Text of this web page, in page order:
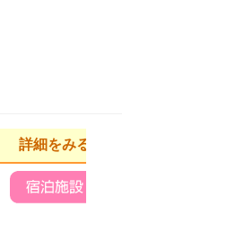
詳細をみる